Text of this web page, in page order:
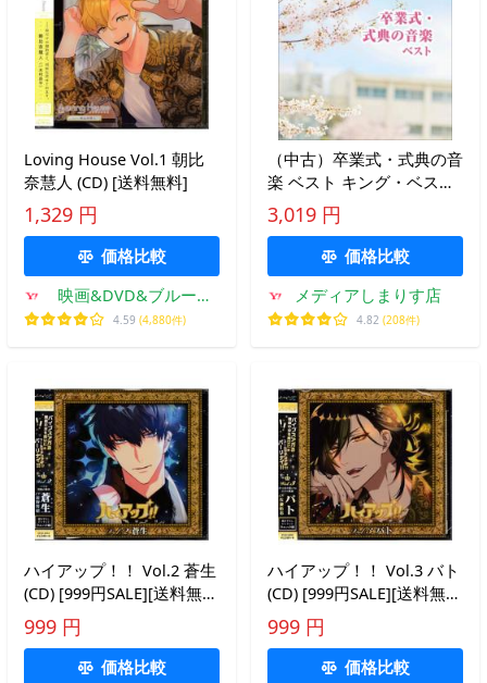
Loving House Vol.1 朝比
奈慧人 (CD) [送料無料]
1,329 円
価格比較
映画&DVD&ブルーレ
イならSORA
4.59 (4,880件)
（中古）卒業式・式典の音
楽 ベスト キング・ベス
ト・セレクト・ライブラリ
ー2021 [CD] VA
3,019 円
価格比較
メディアしまりす店
4.82 (208件)
ハイアップ！！ Vol.2 蒼生
(CD) [999円SALE][送料無
料]
999 円
価格比較
ハイアップ！！ Vol.3 バト
(CD) [999円SALE][送料無
料]
999 円
価格比較